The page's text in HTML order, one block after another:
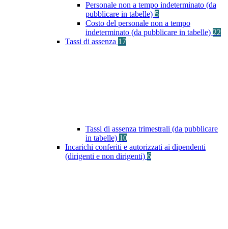
Personale non a tempo indeterminato (da
pubblicare in tabelle) 5
Costo del personale non a tempo
indeterminato (da pubblicare in tabelle) 22
Tassi di assenza 17
Tassi di assenza trimestrali (da pubblicare
in tabelle) 10
Incarichi conferiti e autorizzati ai dipendenti
(dirigenti e non dirigenti) 6